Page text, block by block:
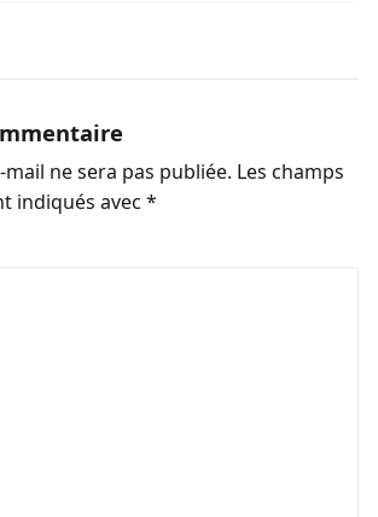
ne sera pas publiée. Les champs
indiqués avec *